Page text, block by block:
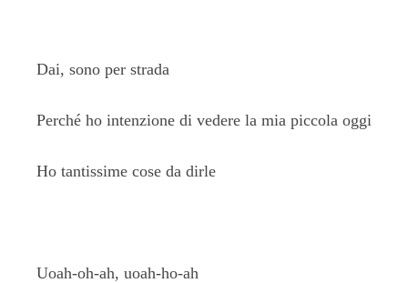
Dai, sono per strada
Perché ho intenzione di vedere la mia piccola oggi
Ho tantissime cose da dirle
Uoah-oh-ah, uoah-ho-ah